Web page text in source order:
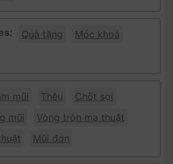
Quà tặng
Móc khoá
mũi Thêu
Chốt sợi
mũi
Vòng tròn ma thuật
Mũi đơn